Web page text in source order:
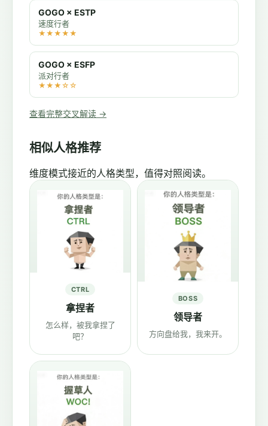
GOGO × ESTP
速度行者
★★★★★
GOGO × ESFP
派对行者
★★★☆☆
查看完整交叉解读 →
相似人格推荐
维度模式接近的人格类型，值得对照阅读。
CTRL
拿捏者
怎么样，被我拿捏了
吧？
BOSS
领导者
方向盘给我，我来开。